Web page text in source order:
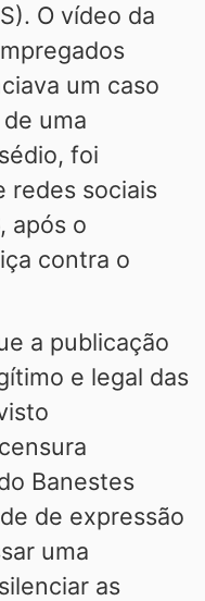
O vídeo da
um caso
uma
foi
redes sociais
após o
contra o
a publicação
e legal das
Banestes
de expressão
uma
as